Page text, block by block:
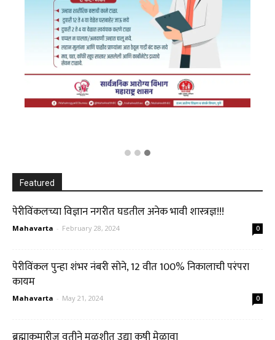
Featured
पेरीविंकलच्या विज्ञान नगरीत घडतील अनेक भावी शास्त्रज्ञ!!!
Mahavarta - February 28, 2024 0
पेरीविंकल पुन्हा शंभर नंबरी सोने, 12 वीत 100% निकालाची परंपरा
कायम
Mahavarta - May 21, 2024 0